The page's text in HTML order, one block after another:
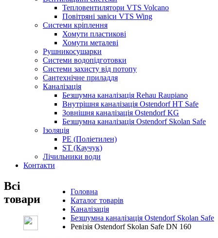
Тепловентилятори VTS Volcano
Повітряні завіси VTS Wing
Системи кріплення
Хомути пластикові
Хомути металеві
Рушникосушарки
Системи водопідготовки
Системи захисту від потопу
Сантехнічне приладдя
Каналізація
Безшумна каналізація Rehau Raupiano
Внутрішня каналізація Ostendorf HT Safe
Зовнішня каналізація Ostendorf KG
Безшумна каналізація Ostendorf Skolan Safe
Ізоляція
PE (Поліетилен)
ST (Каучук)
Лічильники води
Контакти
Головна
Каталог товарів
Каналізація
Безшумна каналізація Ostendorf Skolan Safe
Ревізія Ostendorf Skolan Safe DN 160
Всі
товари